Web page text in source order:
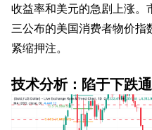
收益率和美元的急剧上涨。
三公布的美国消费者物价指
紧缩押注。
技术分析：陷于下跌